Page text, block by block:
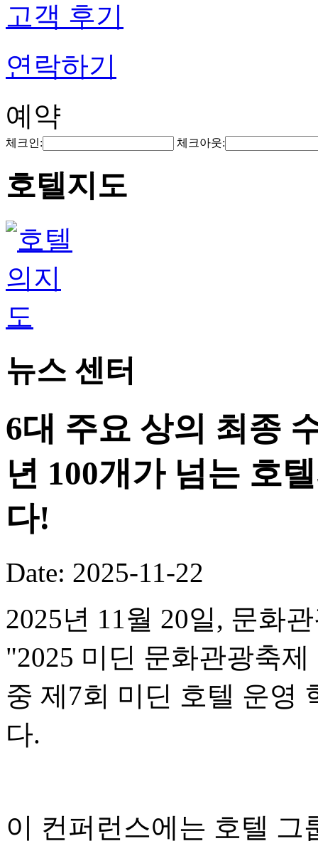
고객 후기
연락하기
예약
체크인: 체크아웃:
호텔지도
뉴스 센터
6대 주요 상의 최종
년 100개가 넘는 호
다!
Date: 2025-11-22
2025년 11월 20일, 문화
"2025 미딘 문화관광축
중 제7회 미딘 호텔 운영
다.
이 컨퍼런스에는 호텔 그